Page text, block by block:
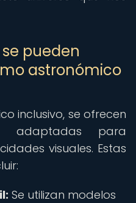
pueden
astronómico
inclusivo, se ofrecen
adaptadas para
visuales. Estas
Se utilizan modelos